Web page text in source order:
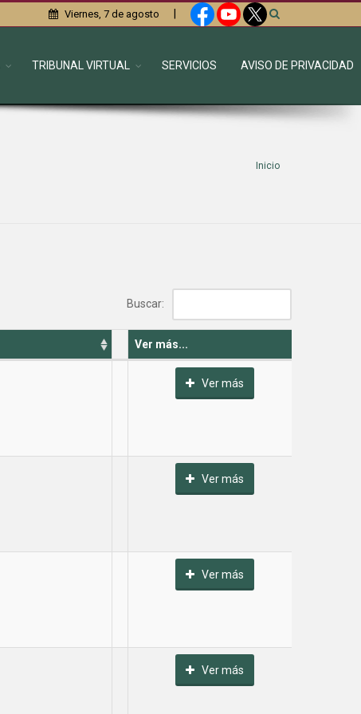
Viernes, 7 de agosto
TRIBUNAL VIRTUAL SERVICIOS AVISO DE PRIVACIDAD
Inicio
Buscar:
Ver más...
Ver más
Ver más
Ver más
Ver más